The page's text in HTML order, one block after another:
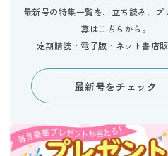
最新号の特集一覧を、立ち読み、プ
募はこちらから。
定期購読・電子版・ネット書店販
最新号をチェック